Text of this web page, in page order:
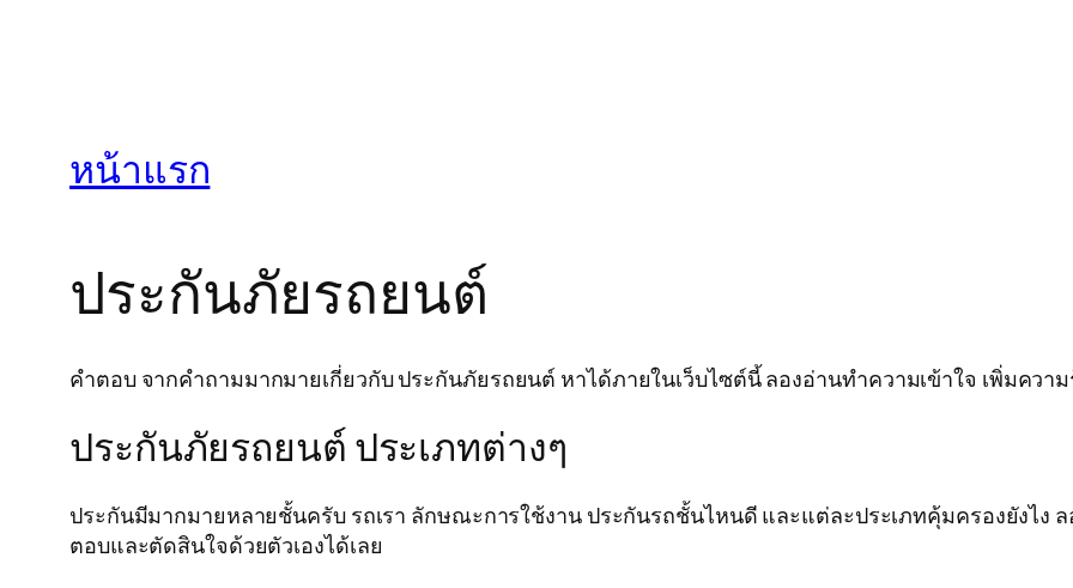
หน้าแรก
ประกันภัยรถยนต์
คำตอบ จากคำถามมากมายเกี่ยวกับ ประกันภัยรถยนต์ หาได้ภายในเว็บไซต์นี้ ลองอ่านทำความเข้าใจ เพิ่มควา
ประกันภัยรถยนต์ ประเภทต่างๆ
ประกันมีมากมายหลายชั้นครับ รถเรา ลักษณะการใช้งาน ประกันรถชั้นไหนดี และแต่ละประเภทคุ้มครองยังไง
ตอบและตัดสินใจด้วยตัวเองได้เลย